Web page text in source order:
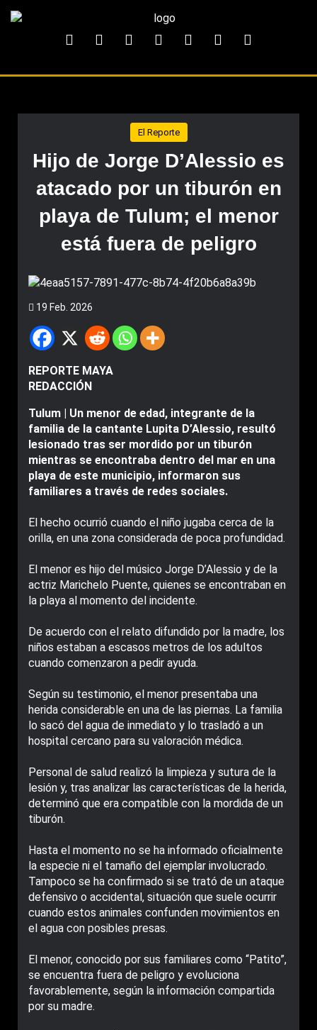
El Reporte
Hijo de Jorge D’Alessio es
atacado por un tiburón en
playa de Tulum; el menor
está fuera de peligro
19 Feb. 2026
REPORTE MAYA
REDACCIÓN
Tulum | Un menor de edad, integrante de la
familia de la cantante Lupita D’Alessio, resultó
lesionado tras ser mordido por un tiburón
mientras se encontraba dentro del mar en una
playa de este municipio, informaron sus
familiares a través de redes sociales.
El hecho ocurrió cuando el niño jugaba cerca de la
orilla, en una zona considerada de poca profundidad.
El menor es hijo del músico Jorge D’Alessio y de la
actriz Marichelo Puente, quienes se encontraban en
la playa al momento del incidente.
De acuerdo con el relato difundido por la madre, los
niños estaban a escasos metros de los adultos
cuando comenzaron a pedir ayuda.
Según su testimonio, el menor presentaba una
herida considerable en una de las piernas. La familia
lo sacó del agua de inmediato y lo trasladó a un
hospital cercano para su valoración médica.
Personal de salud realizó la limpieza y sutura de la
lesión y, tras analizar las características de la herida,
determinó que era compatible con la mordida de un
tiburón.
Hasta el momento no se ha informado oficialmente
la especie ni el tamaño del ejemplar involucrado.
Tampoco se ha confirmado si se trató de un ataque
defensivo o accidental, situación que suele ocurrir
cuando estos animales confunden movimientos en
el agua con posibles presas.
El menor, conocido por sus familiares como “Patito”,
se encuentra fuera de peligro y evoluciona
favorablemente, según la información compartida
por su madre.